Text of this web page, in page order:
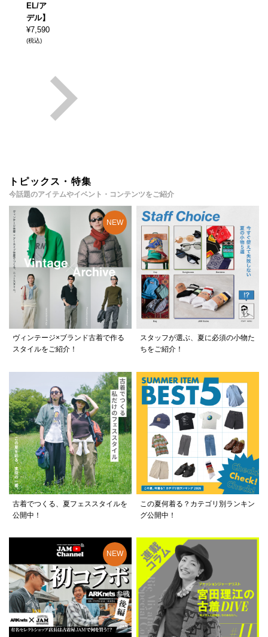
EL/ア
デル】
¥7,590
(税込)
トピックス・特集
今話題のアイテムやイベント・コンテンツをご紹介
ヴィンテージ×ブランド古着で作る
スタイルをご紹介！
スタッフが選ぶ、夏に必須の小物た
ちをご紹介！
古着でつくる、夏フェススタイルを
公開中！
この夏何着る？カテゴリ別ランキン
グ公開中！